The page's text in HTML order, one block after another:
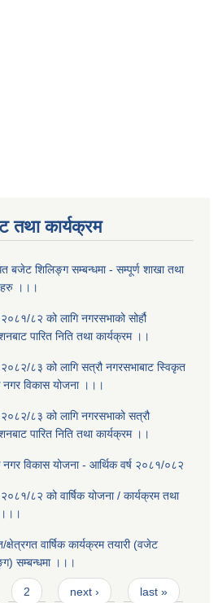
तथा कार्यक्रम
बजेट शिलिङ्ग सम्बन्धमा - सम्पूर्ण शाखा तथा
।।।
८२ को लागि नगरसभाको सोर्हौ
पारित निति तथा कार्यक्रम ।।
८३ को लागि सत्रौ नगरसभाबाट स्विकृत
नगर विकास योजना ।।।
८३ को लागि नगरसभाको सत्रौ
पारित निति तथा कार्यक्रम ।।
नगर विकास योजना - आर्थिक वर्ष २०८१/०८२
८२ को वार्षिक योजना / कार्यक्रम तथा
क्षेत्रगत वार्षिक कार्यक्रम तयारी (वजेट
सम्बन्धमा ।।।
2 next › last »